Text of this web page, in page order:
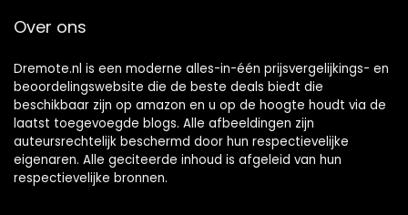
Over ons
Dremote.nl is een moderne alles-in-één prijsvergelijkings- en
beoordelingswebsite die de beste deals biedt die
beschikbaar zijn op amazon en u op de hoogte houdt via de
laatst toegevoegde blogs. Alle afbeeldingen zijn
auteursrechtelijk beschermd door hun respectievelijke
eigenaren. Alle geciteerde inhoud is afgeleid van hun
respectievelijke bronnen.